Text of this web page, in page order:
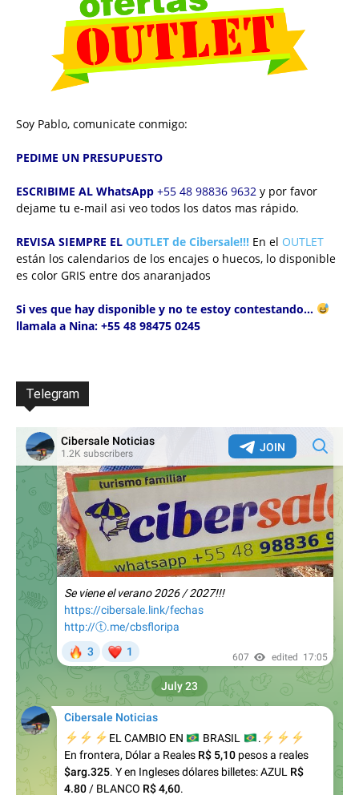
Soy Pablo, comunicate conmigo:
PEDIME UN PRESUPUESTO
ESCRIBIME AL WhatsApp +55 48 98836 9632 y por favor
dejame tu e-mail asi veo todos los datos mas rápido.
REVISA SIEMPRE EL OUTLET de Cibersale!!! En el OUTLET
están los calendarios de los encajes o huecos, lo disponible
es color GRIS entre dos anaranjados
Si ves que hay disponible y no te estoy contestando…
llamala a Nina: +55 48 98475 0245
Telegram